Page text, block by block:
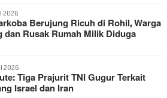
2026
Berujung Ricuh di Rohil, Warga
dan Rusak Rumah Milik Diduga
2026
Tiga Prajurit TNI Gugur Terkait
Israel dan Iran